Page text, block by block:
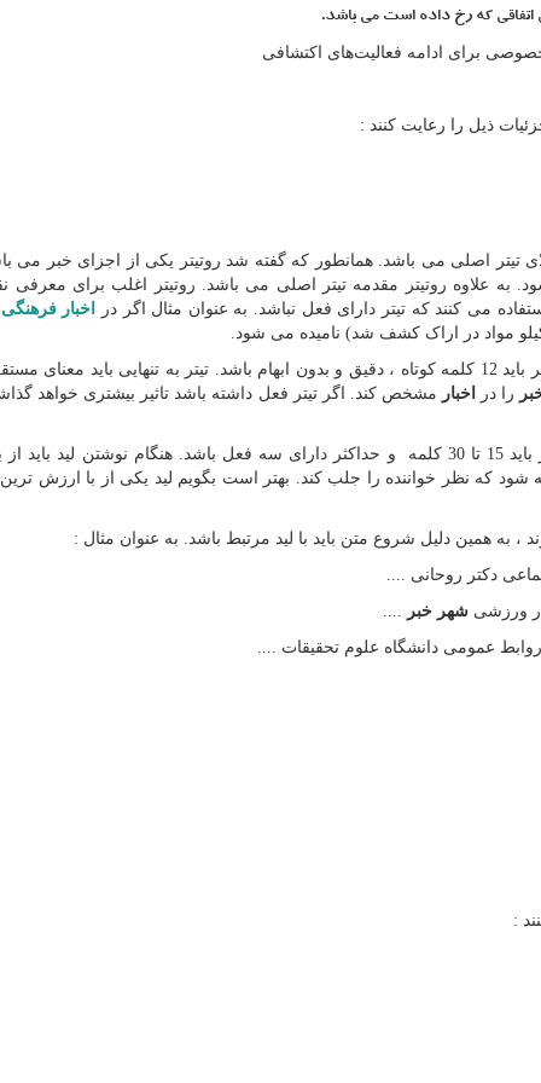
اتفاقی که رخ داده است می باشد.
ذیل را رعایت کنند :
تیتر اصلی می باشد. همانطور که گفته شد روتیتر یکی از اجزای خبر می
علاوه روتیتر مقدمه تیتر اصلی می باشد. روتیتر اغلب برای معرفی
می کنند که تیتر دارای فعل نباشد. به عنوان مثال اگر در
اخبار فرهنگی
تیتر می باشد، تیتر اصلی حداکثر باید 12 کلمه کوتاه ، دقیق و بدون ابهام باشد. تیتر به تنهایی باید
را در اخبار مشخص کند. اگر تیتر فعل داشته باشد تاثیر بیشتری خواهد
لید می باشد. کلمات لید حداکثر باید 15 تا 30 کلمه و حداکثر دارای سه فعل باشد. هنگام نوشتن لید
شود که نظر خواننده را جلب کند. بهتر است بگویم لید یکی از با ارزش
به همین دلیل شروع متن باید با لید مرتبط باشد. به عنوان مثال :
دکتر روحانی ....
ورزشی شهر خبر ....
عمومی دانشگاه علوم تحقیقات ....
: